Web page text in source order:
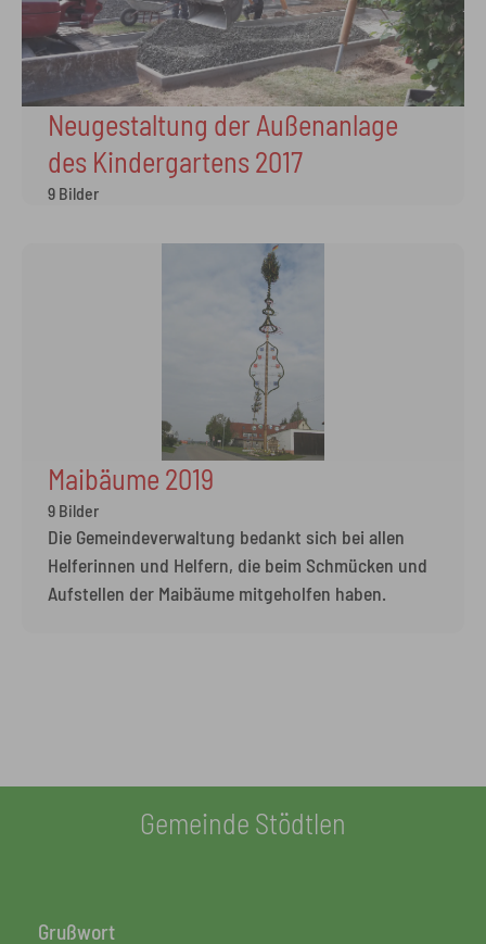
Neugestaltung der Außenanlage
des Kindergartens 2017
9 Bilder
Maibäume 2019
9 Bilder
Die Gemeindeverwaltung bedankt sich bei allen
Helferinnen und Helfern, die beim Schmücken und
Aufstellen der Maibäume mitgeholfen haben.
Gemeinde Stödtlen
Grußwort